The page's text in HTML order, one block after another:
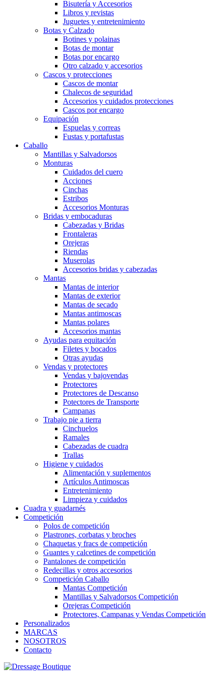
Bisutería y Accesorios
Libros y revistas
Juguetes y entretenimiento
Botas y Calzado
Botines y polainas
Botas de montar
Botas por encargo
Otro calzado y accesorios
Cascos y protecciones
Cascos de montar
Chalecos de seguridad
Accesorios y cuidados protecciones
Cascos por encargo
Equipación
Espuelas y correas
Fustas y portafustas
Caballo
Mantillas y Salvadorsos
Monturas
Cuidados del cuero
Acciones
Cinchas
Estribos
Accesorios Monturas
Bridas y embocaduras
Cabezadas y Bridas
Frontaleras
Orejeras
Riendas
Muserolas
Accesorios bridas y cabezadas
Mantas
Mantas de interior
Mantas de exterior
Mantas de secado
Mantas antimoscas
Mantas polares
Accesorios mantas
Ayudas para equitación
Filetes y bocados
Otras ayudas
Vendas y protectores
Vendas y bajovendas
Protectores
Protectores de Descanso
Potectores de Transporte
Campanas
Trabajo pie a tierra
Cinchuelos
Ramales
Cabezadas de cuadra
Trallas
Higiene y cuidados
Alimentación y suplementos
Artículos Antimoscas
Entretenimiento
Limpieza y cuidados
Cuadra y guadarnés
Competición
Polos de competición
Plastrones, corbatas y broches
Chaquetas y fracs de competición
Guantes y calcetines de competición
Pantalones de competición
Redecillas y otros accesorios
Competición Caballo
Mantas Competición
Mantillas y Salvadorsos Competición
Orejeras Competición
Protectores, Campanas y Vendas Competición
Personalizados
MARCAS
NOSOTROS
Contacto